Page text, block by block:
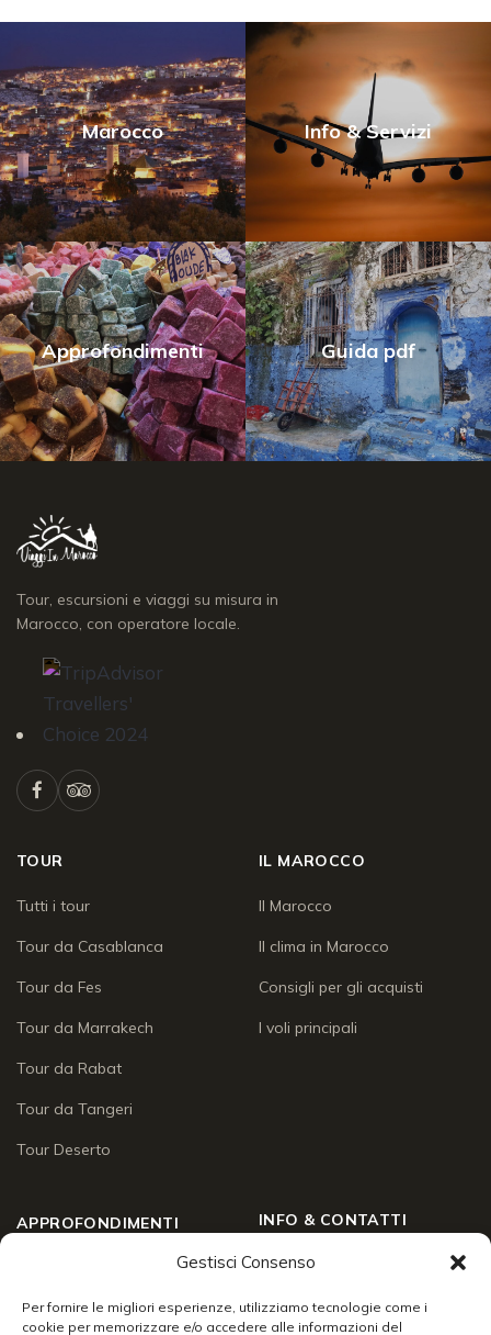
Gestisci Consenso
Per fornire le migliori esperienze, utilizziamo tecnologie come i
cookie per memorizzare e/o accedere alle informazioni del
Marocco Info & Servizi
Approfondimenti Guida pdf
Tour, escursioni e viaggi su misura in
Marocco, con operatore locale.
TOUR
Tutti i tour
Tour da Casablanca
Tour da Fes
Tour da Marrakech
Tour da Rabat
Tour da Tangeri
Tour Deserto
IL MAROCCO
Il Marocco
Il clima in Marocco
Consigli per gli acquisti
I voli principali
APPROFONDIMENTI
Enogastronomia
INFO & CONTATTI
Chi siamo
Social Wall